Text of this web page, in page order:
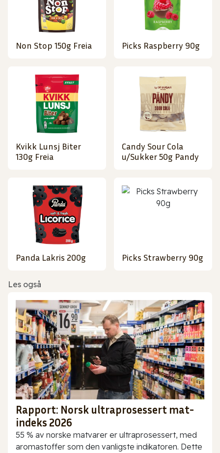
Non Stop 150g Freia Picks Raspberry 90g
Kvikk Lunsj Biter
130g Freia
Candy Sour Cola
u/Sukker 50g Pandy
Panda Lakris 200g Picks Strawberry 90g
Les også
Rapport: Norsk ultraprosessert mat-
indeks 2026
55 % av norske matvarer er ultraprosessert, med
aromastoffer som den vanligste indikatoren. Dette